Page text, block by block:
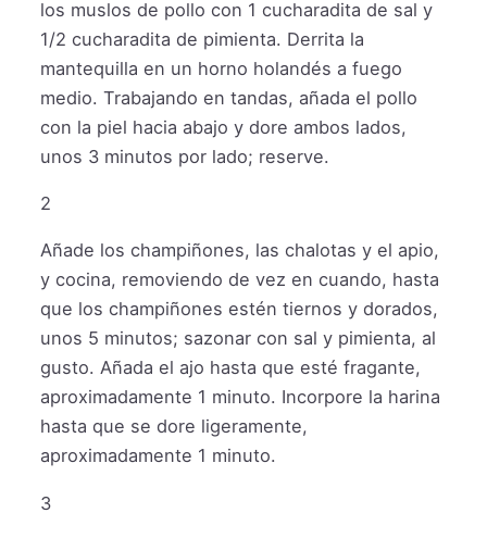
los muslos de pollo con 1 cucharadita de sal y
1/2 cucharadita de pimienta. Derrita la
mantequilla en un horno holandés a fuego
medio. Trabajando en tandas, añada el pollo
con la piel hacia abajo y dore ambos lados,
unos 3 minutos por lado; reserve.
2
Añade los champiñones, las chalotas y el apio,
y cocina, removiendo de vez en cuando, hasta
que los champiñones estén tiernos y dorados,
unos 5 minutos; sazonar con sal y pimienta, al
gusto. Añada el ajo hasta que esté fragante,
aproximadamente 1 minuto. Incorpore la harina
hasta que se dore ligeramente,
aproximadamente 1 minuto.
3